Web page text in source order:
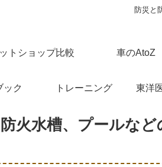
防災と
トショップ比較 車のAtoZ
ック トレーニング 東洋
火水槽、プールな